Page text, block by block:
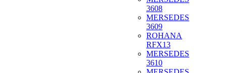
3608
MERSEDES
3609
ROHANA
RFX13
MERSEDES
3610